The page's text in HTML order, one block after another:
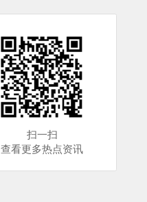
扫一扫
查看更多热点资讯